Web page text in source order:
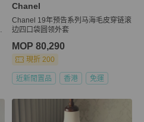
Chanel
Chanel 19年预告系列马海毛皮穿链滚
边四口袋圆领外套
MOP 80,290
現折 200
近新閒置品 香港 免運